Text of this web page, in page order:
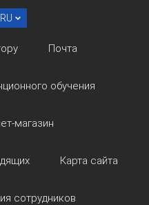
RU
Почта
обучения
магазин
Карта сайта
сотрудников